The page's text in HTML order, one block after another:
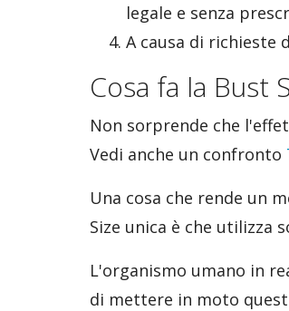
legale e senza
A causa di richieste
Cosa fa la Bust
Non sorprende che
Vedi anche un confronto
Una cosa che rende un
Size unica è che utilizza
L'organismo umano in
di mettere in moto